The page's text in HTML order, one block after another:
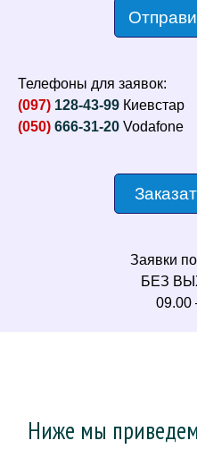
Телефоны для заявок:
(097) 128-43-99 Киевстар
(050) 666-31-20 Vodafone
Заявки
БЕЗ
09.00
Ниже мы